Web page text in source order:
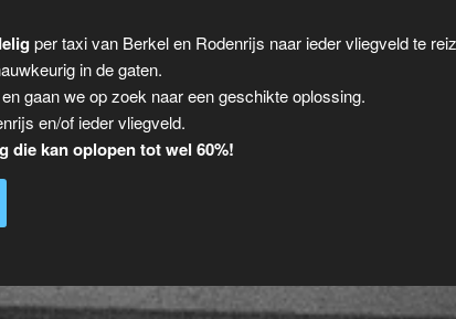
per taxi van Berkel en Rodenrijs naar ieder vliegveld te
in de gaten.
gaan we op zoek naar een geschikte oplossing.
en/of ieder vliegveld.
die kan oplopen tot wel 60%!